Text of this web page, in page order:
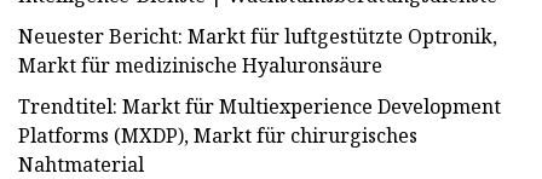
Neuester Bericht: Markt für luftgestützte Optronik,
Markt für medizinische Hyaluronsäure
Trendtitel: Markt für Multiexperience Development
Platforms (MXDP), Markt für chirurgisches
Nahtmaterial